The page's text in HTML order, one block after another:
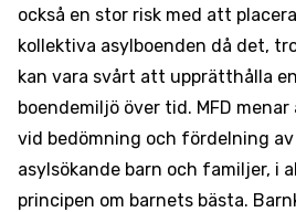
också en stor risk med att
kollektiva asylboenden då det,
kan vara svårt att upprätthålla
boendemiljö över tid. MFD
vid bedömning och fördelning
asylsökande barn och familjer, i
principen om barnets bästa.